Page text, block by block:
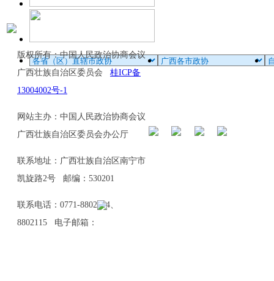
版权所有：中国人民政治协商会议
广西壮族自治区委员会 桂ICP备
13004002号-1
网站主办：中国人民政治协商会议
广西壮族自治区委员会办公厅
联系地址：广西壮族自治区南宁市
凯旋路2号 邮编：530201
联系电话：0771-8802114、
8802115 电子邮箱：